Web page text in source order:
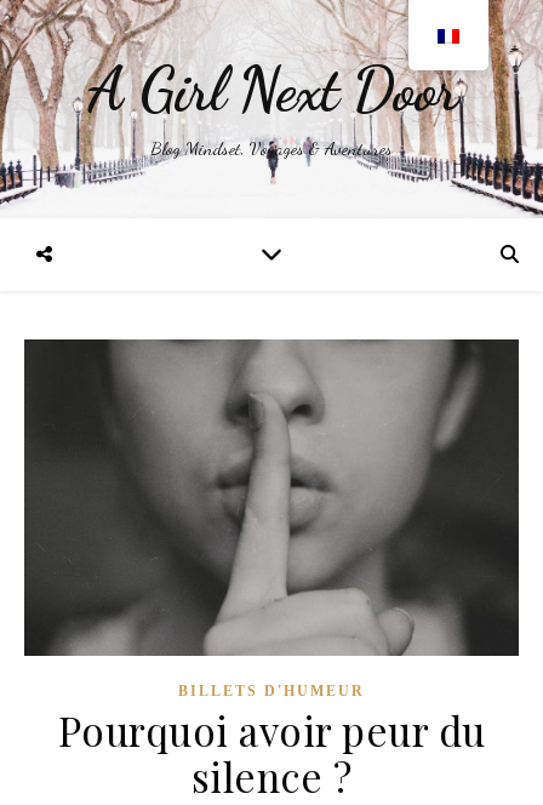
A Girl Next Door
Blog Mindset, Voyages & Aventures
BILLETS D'HUMEUR
Pourquoi avoir peur du
silence ?